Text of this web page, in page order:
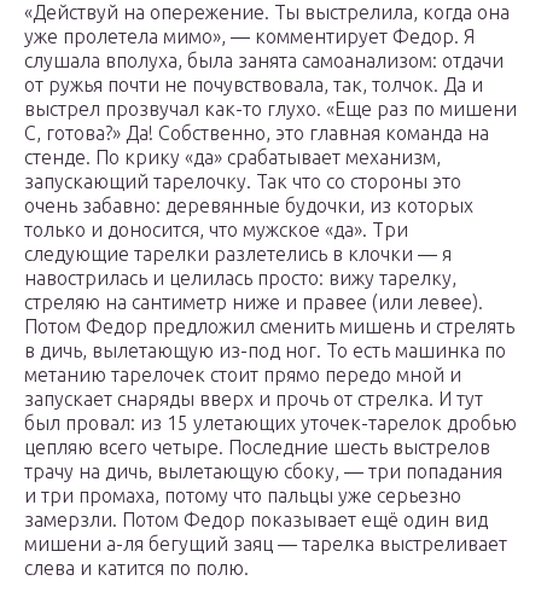
«Действуй на опережение. Ты выстрелила, когда она
уже пролетела мимо», — комментирует Федор. Я
слушала вполуха, была занята самоанализом: отдачи
от ружья почти не почувствовала, так, толчок. Да и
выстрел прозвучал как-то глухо. «Еще раз по мишени
С, готова?» Да! Собственно, это главная команда на
стенде. По крику «да» срабатывает механизм,
запускающий тарелочку. Так что со стороны это
очень забавно: деревянные будочки, из которых
только и доносится, что мужское «да». Три
следующие тарелки разлетелись в клочки — я
навострилась и целилась просто: вижу тарелку,
стреляю на сантиметр ниже и правее (или левее).
Потом Федор предложил сменить мишень и стрелять
в дичь, вылетающую из-под ног. То есть машинка по
метанию тарелочек стоит прямо передо мной и
запускает снаряды вверх и прочь от стрелка. И тут
был провал: из 15 улетающих уточек-тарелок дробью
цепляю всего четыре. Последние шесть выстрелов
трачу на дичь, вылетающую сбоку, — три попадания
и три промаха, потому что пальцы уже серьезно
замерзли. Потом Федор показывает ещё один вид
мишени а-ля бегущий заяц — тарелка выстреливает
слева и катится по полю.